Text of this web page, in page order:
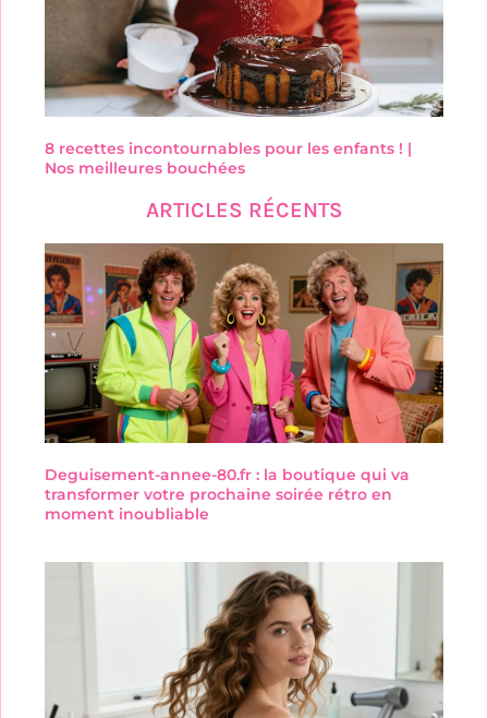
8 recettes incontournables pour les enfants ! |
Nos meilleures bouchées
ARTICLES RÉCENTS
Deguisement-annee-80.fr : la boutique qui va
transformer votre prochaine soirée rétro en
moment inoubliable